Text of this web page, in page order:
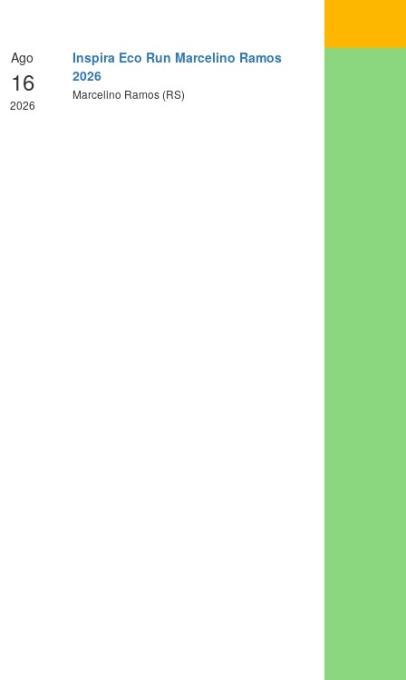
Ago
16
2026
Inspira Eco Run Marcelino Ramos
2026
Marcelino Ramos (RS)